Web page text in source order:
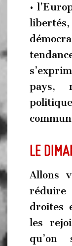
•
pays,
Le
Allons
réduire
droites
les
qu’on